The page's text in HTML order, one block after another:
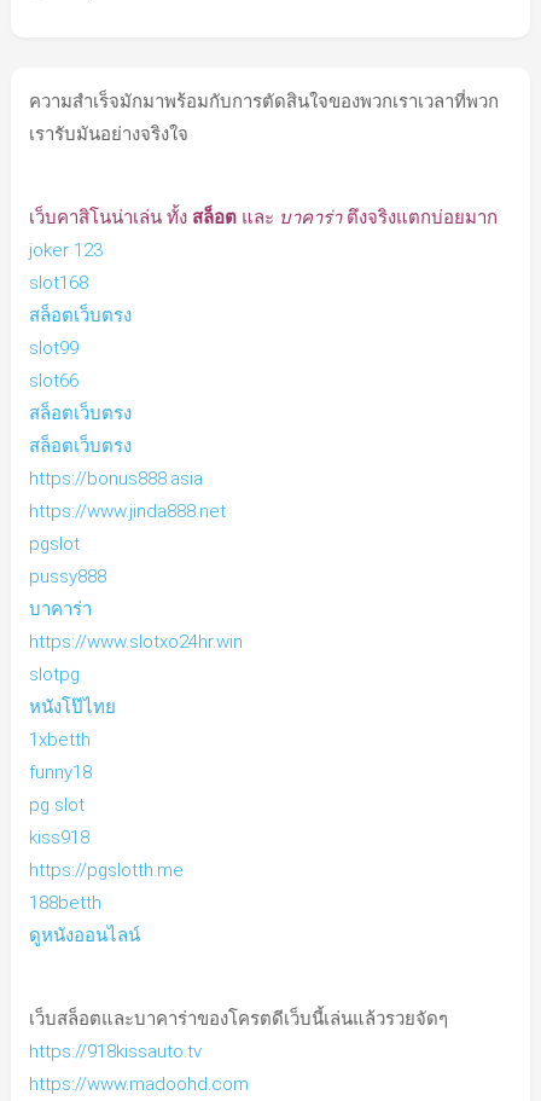
ความสำเร็จมักมาพร้อมกับการตัดสินใจของพวกเราเวลาที่พวก
เรารับมันอย่างจริงใจ
เว็บคาสิโนน่าเล่น ทั้ง สล็อตและ บาคาร่าตึงจริงแตกบ่อยมาก
joker 123
slot168
สล็อตเว็บตรง
slot99
slot66
สล็อตเว็บตรง
สล็อตเว็บตรง
https://bonus888.asia
https://www.jinda888.net
pgslot
pussy888
บาคาร่า
https://www.slotxo24hr.win
slotpg
หนังโป๊ไทย
1xbetth
funny18
pg slot
kiss918
https://pgslotth.me
188betth
ดูหนังออนไลน์
เว็บสล็อตและบาคาร่าของโครตดีเว็บนี้เล่นแล้วรวยจัดๆ
https://918kissauto.tv
https://www.madoohd.com